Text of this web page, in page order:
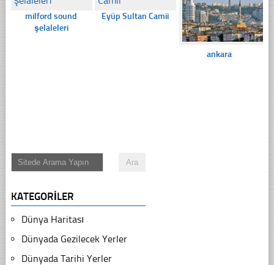
milford sound
şelaleleri
Eyüp Sultan Camii
ankara
KATEGORILER
Dünya Haritası
Dünyada Gezilecek Yerler
Dünyada Tarihi Yerler